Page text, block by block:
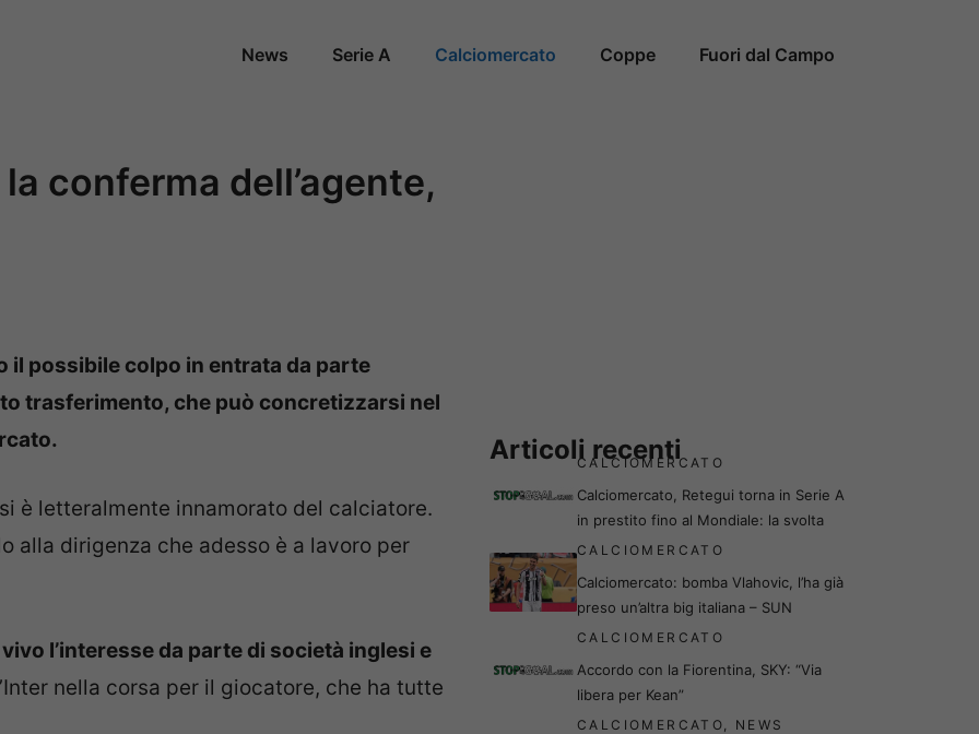
News Serie A Calciomercato Coppe Fuori dal Campo
conferma dell’agente,
il possibile colpo in entrata da parte
trasferimento, che può concretizzarsi nel
è letteralmente innamorato del calciatore.
alla dirigenza che adesso è a lavoro per
vivo l’interesse da parte di società inglesi e
nella corsa per il giocatore, che ha tutte
Articoli recenti
CALCIOMERCATO
Calciomercato, Retegui torna in Serie A
in prestito fino al Mondiale: la svolta
CALCIOMERCATO
Calciomercato: bomba Vlahovic, l’ha già
preso un’altra big italiana – SUN
CALCIOMERCATO
Accordo con la Fiorentina, SKY: “Via
libera per Kean”
CALCIOMERCATO, NEWS